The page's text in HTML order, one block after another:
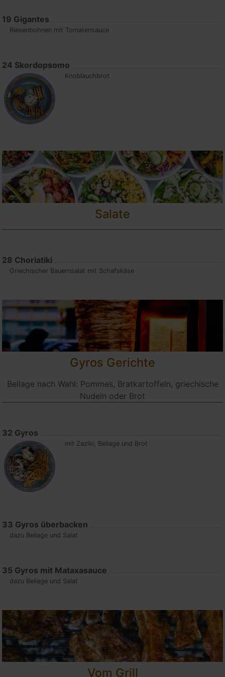
19 Gigantes
Riesenbohnen mit Tomatensauce
24 Skordopsomo
Knoblauchbrot
Salate
28 Choriatiki
Griechischer Bauernsalat mit Schafskäse
Gyros Gerichte
Beilage nach Wahl: Pommes, Bratkartoffeln, griechische
Nudeln oder Brot
32 Gyros
mit Zaziki, Beilage und Brot
33 Gyros überbacken
dazu Beilage und Salat
35 Gyros mit Mataxasauce
dazu Beilage und Salat
Vom Grill